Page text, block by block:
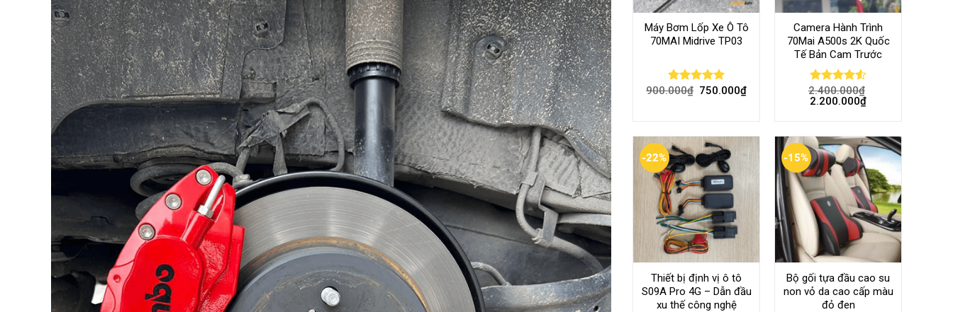
Máy Bơm Lốp Xe Ô Tô
70MAI Midrive TP03
Rated 5.00
900.000₫ 750.000₫
Camera Hành Trình
70Mai A500s 2K Quốc
Tế Bản Cam Trước
Rated4.56
out of 5
2.400.000₫
2.200.000₫
-22%
Thiết bị định vị ô tô
S09A Pro 4G – Dẫn đầu
xu thế công nghệ
-15%
Bộ gối tựa đầu cao su
non vỏ da cao cấp màu
đỏ đen